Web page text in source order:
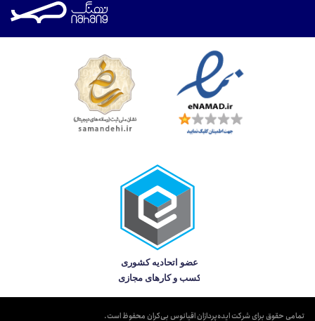
تمامی حقوق برای شرکت ایده‌پردازان اقیانوس بی‌کران محفوظ است.